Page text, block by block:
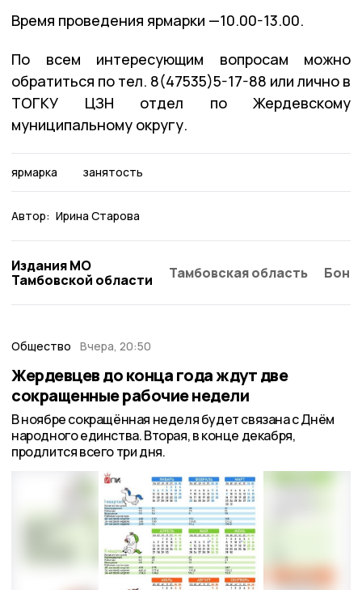
Время проведения ярмарки —10.00-13.00.
По всем интересующим вопросам можно
обратиться по тел. 8(47535)5-17-88 или лично в
ТОГКУ ЦЗН отдел по Жердевскому
муниципальному округу.
ярмарка занятость
Автор: Ирина Старова
Издания МО
Тамбовской области
Тамбовская область
Общество Вчера, 20:50
Жердевцев до конца года ждут две
сокращенные рабочие недели
В ноябре сокращённая неделя будет связана с Днём
народного единства. Вторая, в конце декабря,
продлится всего три дня.